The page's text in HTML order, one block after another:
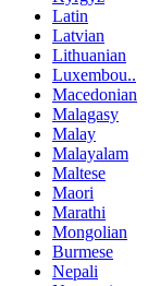
Latin
Latvian
Lithuanian
Luxembou..
Macedonian
Malagasy
Malay
Malayalam
Maltese
Maori
Marathi
Mongolian
Burmese
Nepali